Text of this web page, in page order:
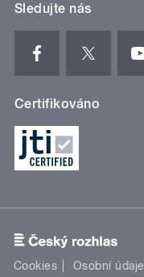
Sledujte nás
Certifikováno
Cookies Osobní údaje